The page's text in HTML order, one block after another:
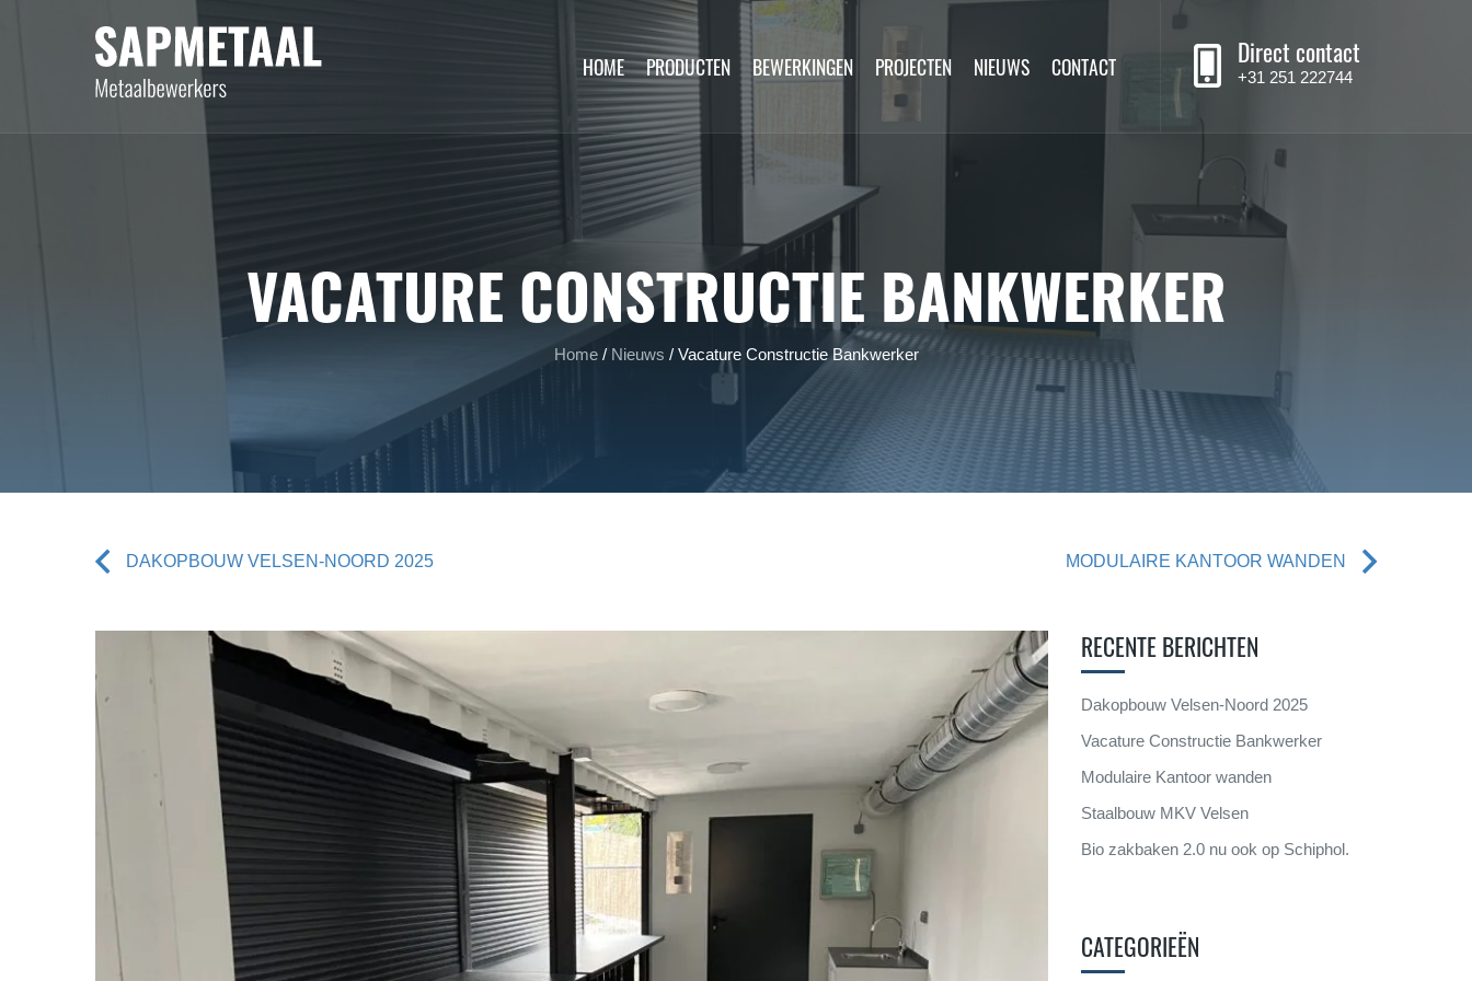
HOME PRODUCTEN BEWERKINGEN PROJECTEN NIEUWS CONTACT Direct contact
+31 251 222744
VACATURE CONSTRUCTIE BANKWERKER
Home/ Nieuws / Vacature Constructie Bankwerker
DAKOPBOUW VELSEN-NOORD 2025 MODULAIRE KANTOOR WANDEN
RECENTE BERICHTEN
Dakopbouw Velsen-Noord 2025
Vacature Constructie Bankwerker
Modulaire Kantoor wanden
Staalbouw MKV Velsen
Bio zakbaken 2.0 nu ook op Schiphol.
CATEGORIEËN